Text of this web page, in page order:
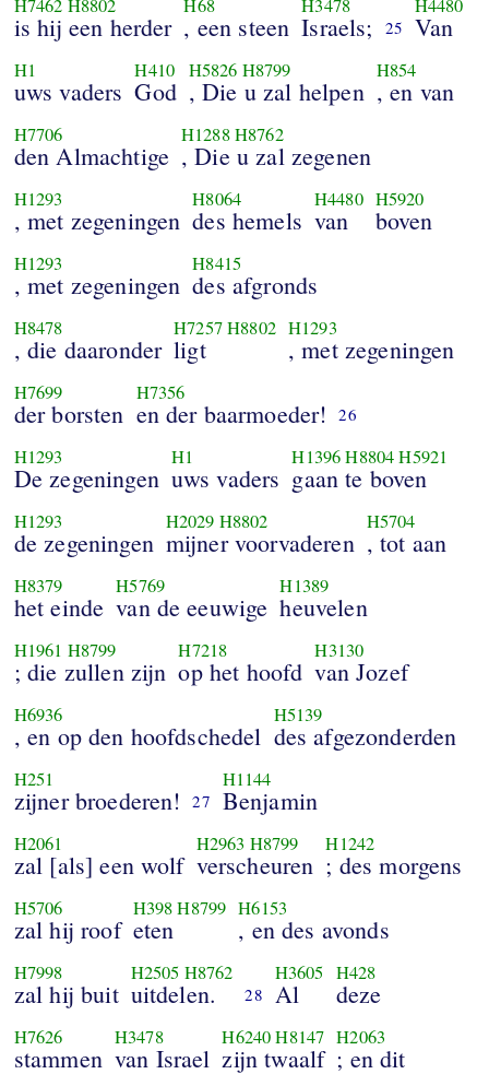
H7462 H8802
is hij een herder
H68
, een steen
H3478
Israels; 25
H4480
Van
H1
uws vaders
H410
God
H5826 H8799
, Die u zal helpen
H854
, en van
H7706
den Almachtige
H1288H8762
, Die u zal zegenen
H1293
, met zegeningen
H8064
des hemels
H4480
van
H5920
boven
H1293
, met zegeningen
H8415
des afgronds
H8478
, die daaronder
H7257H8802
ligt
H1293
, met zegeningen
H7699
der borsten
H7356
en der baarmoeder! 26
H1293
De zegeningen
H1
uws vaders
H1396 H8804H5921
gaan te boven
H1293
de zegeningen
H2029 H8802
mijner voorvaderen
H5704
, tot aan
H8379
het einde
H5769
van de eeuwige
H1389
heuvelen
H1961 H8799
; die zullen zijn
H7218
op het hoofd
H3130
van Jozef
H6936
, en op den hoofdschedel
H5139
des afgezonderden
H251
zijner broederen! 27
H1144
Benjamin
H2061
zal [als] een wolf
H2963 H8799
verscheuren
H1242
; des morgens
H5706
zal hij roof
H398 H8799
eten
H6153
, en des avonds
H7998
zal hij buit
H2505 H8762
uitdelen. 28
H3605
Al
H428
deze
H7626
stammen
H3478
van Israel
H6240 H8147
zijn twaalf
H2063
; en dit